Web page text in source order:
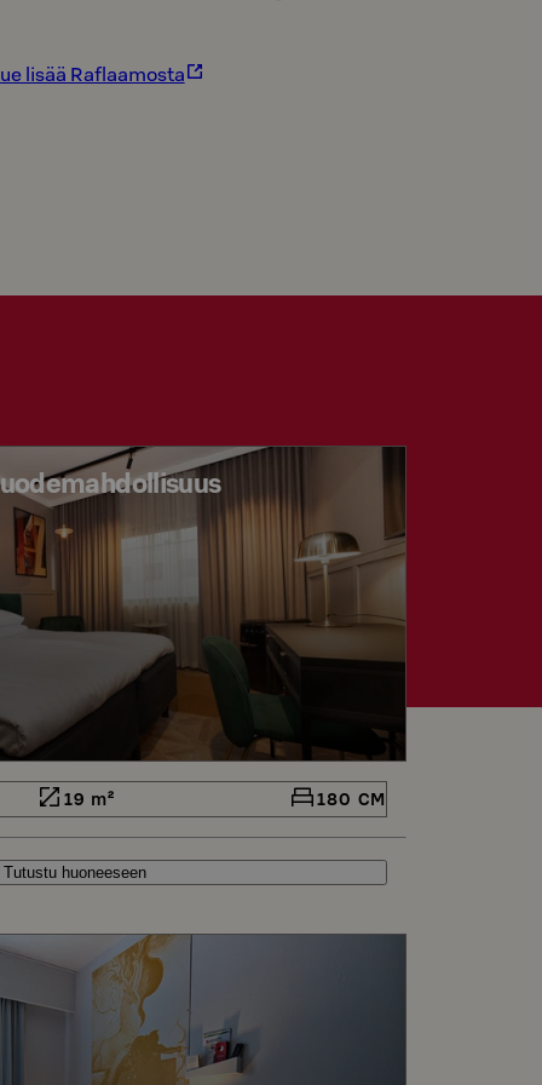
lisää Raflaamosta
19 m² 180 CM
Tutustu huoneeseen